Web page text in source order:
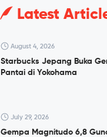
Latest
August 4, 2026
Starbucks Jepang Buka
Pantai di Yokohama
July 29, 2026
Gempa Magnitudo 6,8